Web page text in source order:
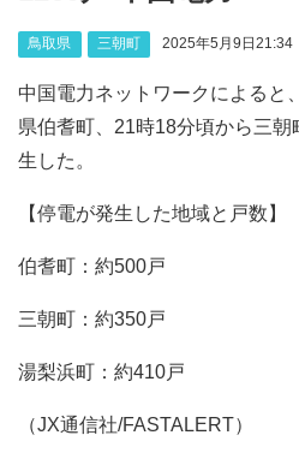
鳥取県 三朝町 2025年5月9日21:34
中国電力ネットワークによると
県伯耆町、21時18分頃から三
生した。
【停電が発生した地域と戸数】
伯耆町：約500戸
三朝町：約350戸
湯梨浜町：約410戸
（JX通信社/FASTALERT）